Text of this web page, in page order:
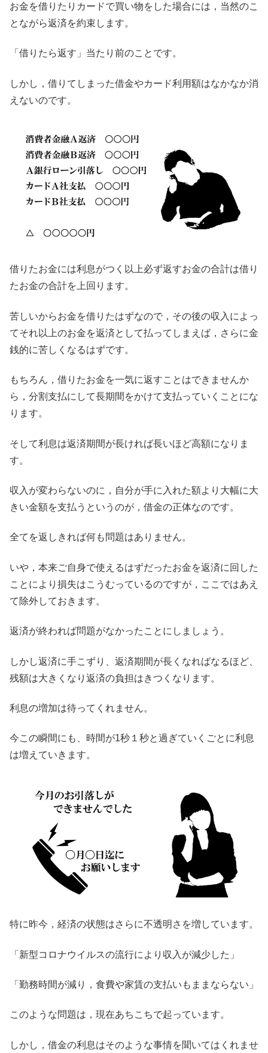
お金を借りたりカードで買い物をした場合には，当然のこ
とながら返済を約束します。
「借りたら返す」当たり前のことです。
しかし，借りてしまった借金やカード利用額はなかなか消
えないのです。
借りたお金には利息がつく以上必ず返すお金の合計は借り
たお金の合計を上回ります。
苦しいからお金を借りたはずなので，その後の収入によっ
てそれ以上のお金を返済として払ってしまえば，さらに金
銭的に苦しくなるはずです。
もちろん，借りたお金を一気に返すことはできませんか
ら，分割支払にして長期間をかけて支払っていくことにな
ります。
そして利息は返済期間が長ければ長いほど高額になりま
す。
収入が変わらないのに，自分が手に入れた額より大幅に大
きい金額を支払うというのが，借金の正体なのです。
全てを返しきれば何も問題はありません。
いや，本来ご自身で使えるはずだったお金を返済に回した
ことにより損失はこうむっているのですが，ここではあえ
て除外しておきます。
返済が終われば問題がなかったことにしましょう。
しかし返済に手こずり、返済期間が長くなればなるほど、
残額は大きくなり返済の負担はきつくなります。
利息の増加は待ってくれません。
今この瞬間にも、時間が1秒１秒と過ぎていくごとに利息
は増えていきます。
特に昨今，経済の状態はさらに不透明さを増しています。
「新型コロナウイルスの流行により収入が減少した」
「勤務時間が減り，食費や家賃の支払いもままならない」
このような問題は，現在あちこちで起っています。
しかし，借金の利息はそのような事情を聞いてはくれませ